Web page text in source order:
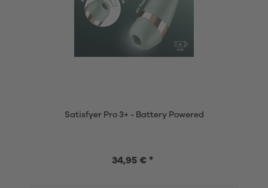
Satisfyer Pro 3+ - Battery Powered
34,95 € *